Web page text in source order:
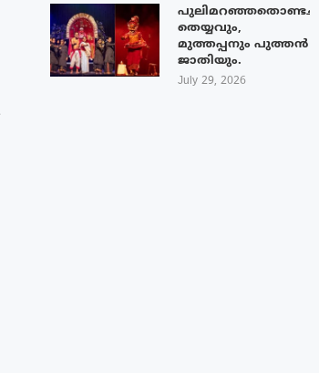
തെയ്യവും,
മുത്തപ്പനും പുത്തൻ
ജാതിയും.
July 29, 2026